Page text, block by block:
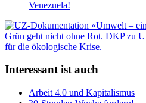
Venezuela!
Interessant ist auch
Arbeit 4.0 und Kapitalismus